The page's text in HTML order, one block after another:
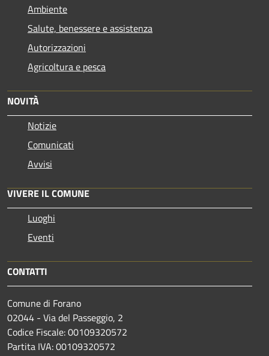
Ambiente
Salute, benessere e assistenza
Autorizzazioni
Agricoltura e pesca
NOVITÀ
Notizie
Comunicati
Avvisi
VIVERE IL COMUNE
Luoghi
Eventi
CONTATTI
Comune di Forano
02044 - Via del Passeggio, 2
Codice Fiscale: 00109320572
Partita IVA: 00109320572